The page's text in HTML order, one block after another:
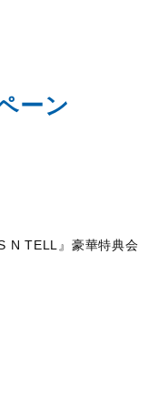
ーン
N TELL』豪華特典会